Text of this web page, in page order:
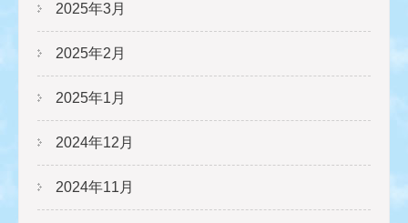
2025年3月
2025年2月
2025年1月
2024年12月
2024年11月